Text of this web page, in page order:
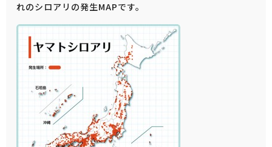
れのシロアリの発生MAPです。